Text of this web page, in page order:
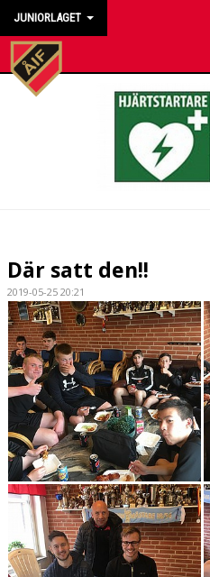
JUNIORLAGET
HEM
BILDGALLERI
DOKUMENT
KONTAKT
Där satt den!!
2019-05-25 20:21